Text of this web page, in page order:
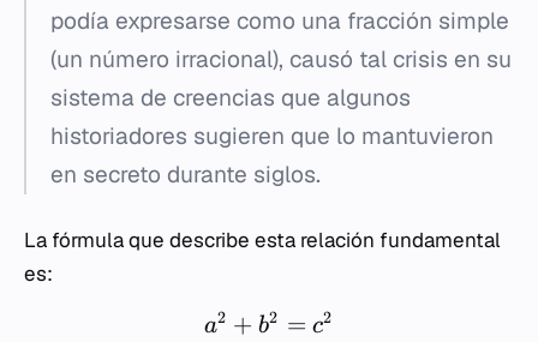
podía expresarse como una fracción simple
(un número irracional), causó tal crisis en su
sistema de creencias que algunos
historiadores sugieren que lo mantuvieron
en secreto durante siglos.
La fórmula que describe esta relación fundamental
es:
a2 + b2 = c2